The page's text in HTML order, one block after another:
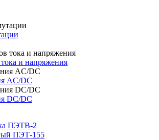
и напряжения
AC/DC
DC/DC
ПЭТВ-2
ПЭТ-155